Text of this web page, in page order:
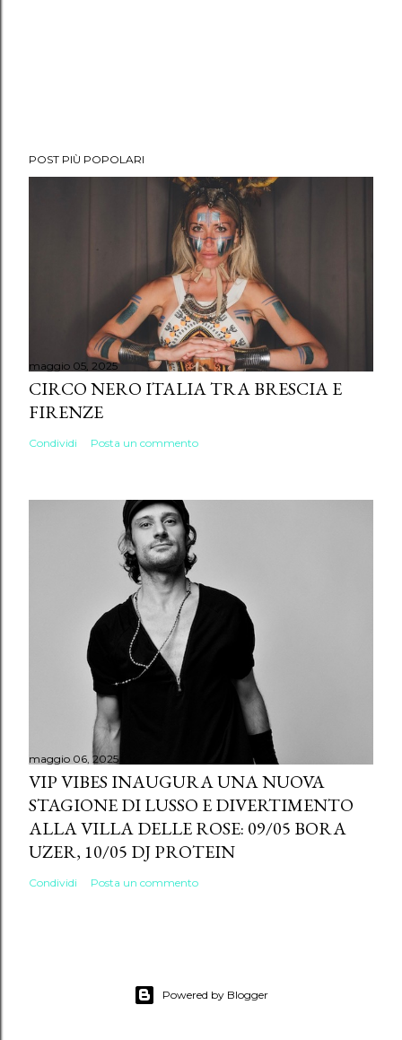
POST PIÙ POPOLARI
maggio 05, 2025
CIRCO NERO ITALIA TRA BRESCIA E
FIRENZE
Condividi Posta un commento
maggio 06, 2025
VIP VIBES INAUGURA UNA NUOVA
STAGIONE DI LUSSO E DIVERTIMENTO
ALLA VILLA DELLE ROSE: 09/05 BORA
UZER, 10/05 DJ PROTEIN
Condividi Posta un commento
Powered by Blogger